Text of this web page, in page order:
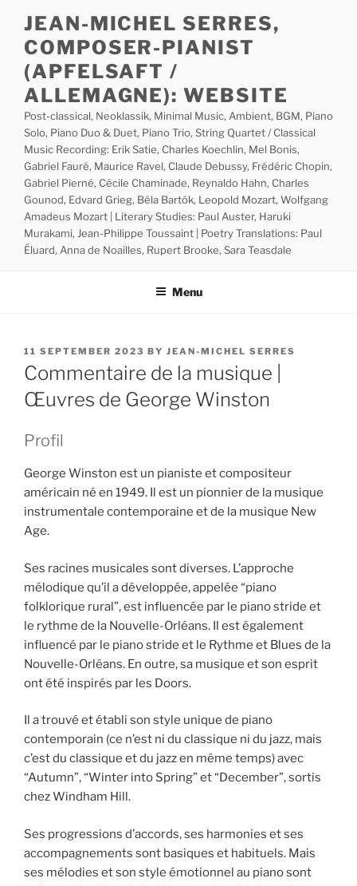
content
JEAN-MICHEL SERRES,
COMPOSER-PIANIST
(APFELSAFT /
ALLEMAGNE): WEBSITE
Post-classical, Neoklassik, Minimal Music, Ambient, BGM, Piano
Solo, Piano Duo & Duet, Piano Trio, String Quartet / Classical
Music Recording: Erik Satie, Charles Koechlin, Mel Bonis,
Gabriel Fauré, Maurice Ravel, Claude Debussy, Frédéric Chopin,
Gabriel Pierné, Cécile Chaminade, Reynaldo Hahn, Charles
Gounod, Edvard Grieg, Béla Bartók, Leopold Mozart, Wolfgang
Amadeus Mozart | Literary Studies: Paul Auster, Haruki
Murakami, Jean-Philippe Toussaint | Poetry Translations: Paul
Éluard, Anna de Noailles, Rupert Brooke, Sara Teasdale
Menu
POSTED
ON
11 SEPTEMBER 2023 BY JEAN-MICHEL SERRES
Commentaire de la musique |
Œuvres de George Winston
Profil
George Winston est un pianiste et compositeur
américain né en 1949. Il est un pionnier de la musique
instrumentale contemporaine et de la musique New
Age.
Ses racines musicales sont diverses. L’approche
mélodique qu’il a développée, appelée “piano
folklorique rural”, est influencée par le piano stride et
le rythme de la Nouvelle-Orléans. Il est également
influencé par le piano stride et le Rythme et Blues de la
Nouvelle-Orléans. En outre, sa musique et son esprit
ont été inspirés par les Doors.
Il a trouvé et établi son style unique de piano
contemporain (ce n’est ni du classique ni du jazz, mais
c’est du classique et du jazz en même temps) avec
“Autumn”, “Winter into Spring” et “December”, sortis
chez Windham Hill.
Ses progressions d’accords, ses harmonies et ses
accompagnements sont basiques et habituels. Mais
ses mélodies et son style émotionnel au piano sont